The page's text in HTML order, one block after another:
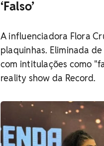
‘Falso’
A influenciadora Flora
plaquinhas. Eliminada
com intitulações como
reality show da Record.